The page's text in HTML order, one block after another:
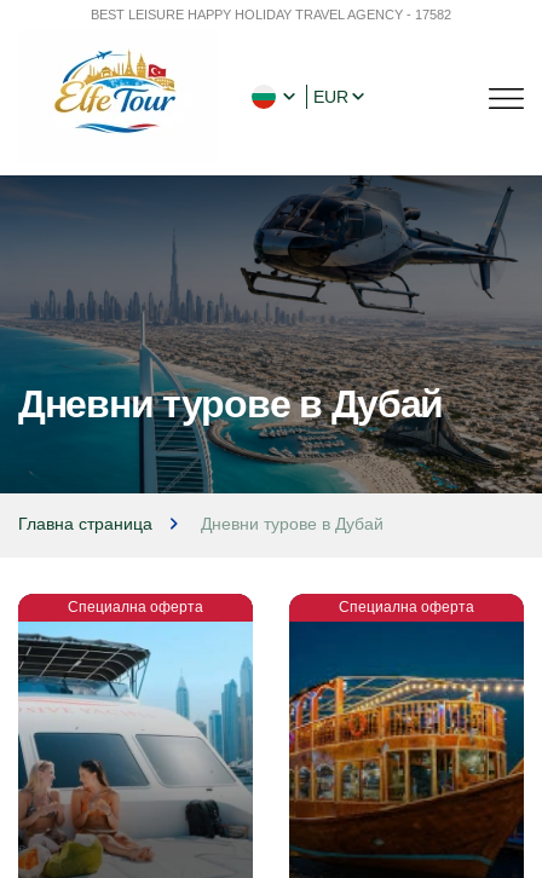
BEST LEISURE HAPPY HOLIDAY TRAVEL AGENCY - 17582
EUR
Дневни турове в Дубай
Главна страница Дневни турове в Дубай
Специална оферта Специална оферта